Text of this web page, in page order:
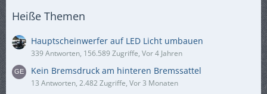
Heiße Themen
Hauptscheinwerfer auf LED Licht umbauen
339 Antworten, 156.589 Zugriffe, Vor 4 Jahren
Kein Bremsdruck am hinteren Bremssattel
13 Antworten, 2.482 Zugriffe, Vor 3 Monaten